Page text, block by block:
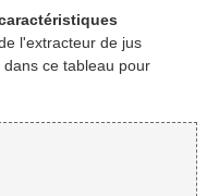
l'extracteur de jus
dans ce tableau pour